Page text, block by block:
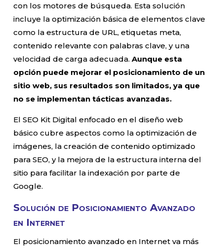
con los motores de búsqueda. Esta solución
incluye la optimización básica de elementos clave
como la estructura de URL, etiquetas meta,
contenido relevante con palabras clave, y una
velocidad de carga adecuada.Aunque esta
opción puede mejorar el posicionamiento de un
sitio web, sus resultados son limitados, ya que
no se implementan tácticas avanzadas.
El SEO Kit Digital enfocado en el diseño web
básico cubre aspectos como la optimización de
imágenes, la creación de contenido optimizado
para SEO, y la mejora de la estructura interna del
sitio para facilitar la indexación por parte de
Google.
Solución de Posicionamiento Avanzado
en Internet
El posicionamiento avanzado en Internet va más